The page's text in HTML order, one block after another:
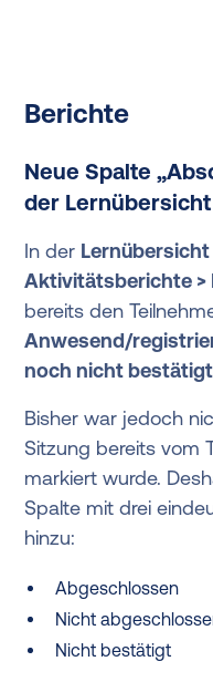
Berichte
Neue Spalte
der Lernübersicht
In der Lernübersicht
Aktivitätsberichte >
bereits den
Anwesend/
noch nicht bestätigt
Bisher war jedoch
Sitzung bereits vom
markiert wurde.
Spalte mit drei
hinzu:
Abgeschlossen
Nicht
Nicht bestätigt